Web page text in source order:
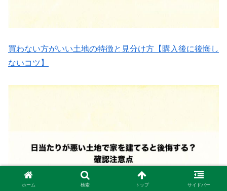
買わない方がいい土地の特徴と見分け方【購入後に後悔し
ないコツ】
ホーム 検索 トップ サイドバー